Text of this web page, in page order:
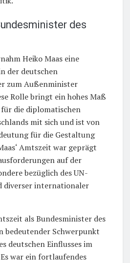
des
Heiko Maas eine
der deutschen
zum Außenminister
Rolle bringt ein hohes Maß
die diplomatischen
mit sich und ist von
für die Gestaltung
Amtszeit war geprägt
auf der
bezüglich des UN-
diverser internationaler
als Bundesminister des
bedeutender Schwerpunkt
deutschen Einflusses im
war ein fortlaufendes